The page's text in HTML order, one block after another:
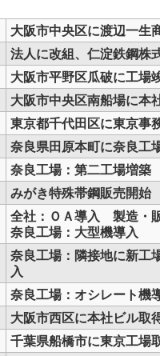
大阪市中央区に渡辺一生
法人に改組、仁淀鉄鋼株
大阪市平野区瓜破に工
大阪市中央区南船場に本
東京都千代田区に東京
奈良県田原本町に奈良工
奈良工場：第二工場増
みがき特殊帯鋼販売開
全社：ＯＡ導入 製造・
奈良工場：大型機導入
奈良工場：隣接地に新
入
奈良工場：オシレート機
大阪市西区に本社ビル取
千葉県船橋市に東京工